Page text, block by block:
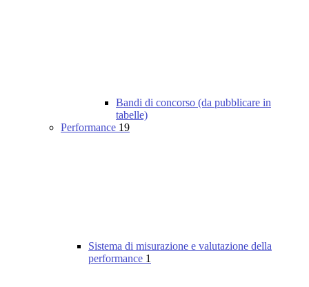
Bandi di concorso (da pubblicare in
tabelle)
Performance 19
Sistema di misurazione e valutazione della
performance 1